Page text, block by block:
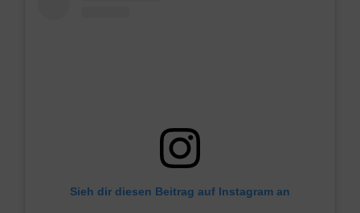
Sieh dir diesen Beitrag auf Instagram an